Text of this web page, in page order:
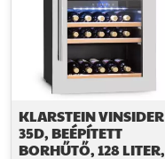
KLARSTEIN VINSIDER
35D, BEÉPÍTETT
BORHŰTŐ, 128 LITER,